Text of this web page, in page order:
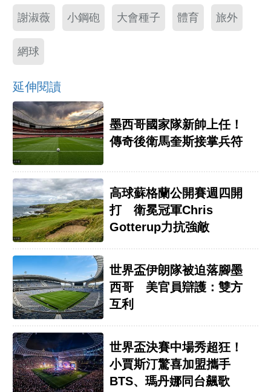
謝淑薇 小鋼砲 大會種子 體育 旅外
網球
延伸閱讀
墨西哥國家隊新帥上任！
傳奇後衛馬奎斯接掌兵符
高球蘇格蘭公開賽週四開
打 衛冕冠軍Chris
Gotterup力抗強敵
世界盃伊朗隊被迫落腳墨
西哥 美官員辯護：雙方
互利
世界盃決賽中場秀超狂！
小賈斯汀驚喜加盟攜手
BTS、瑪丹娜同台飆歌